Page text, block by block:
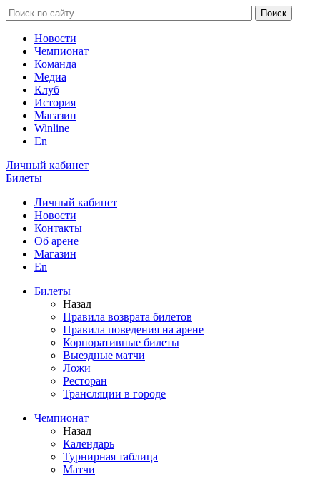
Новости
Чемпионат
Команда
Медиа
Клуб
История
Магазин
Winline
En
Личный кабинет
Билеты
Личный кабинет
Новости
Контакты
Об арене
Магазин
En
Билеты
Назад
Правила возврата билетов
Правила поведения на арене
Корпоративные билеты
Выездные матчи
Ложи
Ресторан
Трансляции в городе
Чемпионат
Назад
Календарь
Турнирная таблица
Матчи